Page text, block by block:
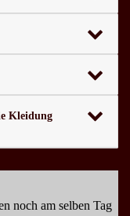
Kleidung
noch am selben Tag